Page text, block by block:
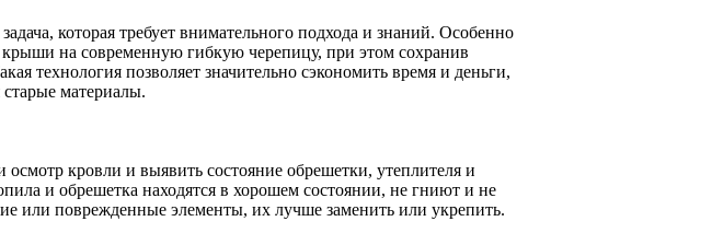
которая требует внимательного подхода и знаний. Особенно
на современную гибкую черепицу, при этом сохранив
технология позволяет значительно сэкономить время и деньги,
материалы.
кровли и выявить состояние обрешетки, утеплителя и
и обрешетка находятся в хорошем состоянии, не гниют и не
или поврежденные элементы, их лучше заменить или укрепить.